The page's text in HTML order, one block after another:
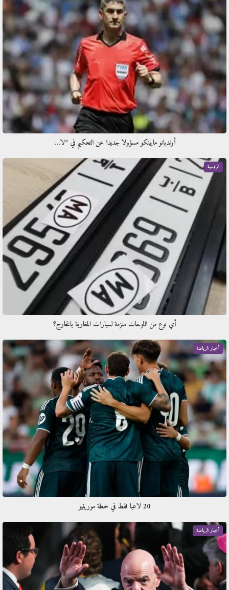
أونديانو مايينكو مسؤولا جديدا عن التحكيم في “لا…
الرئيسية
أي نوع من اللوحات ملزمة لسيارات المغاربة بالخارج؟
أخبار الرياضة
20 لاعبا فقط في خطة مورينيو
أخبار الرياضة